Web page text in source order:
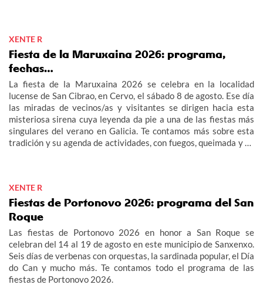
XENTE R
Fiesta de la Maruxaina 2026: programa,
fechas…
La fiesta de la Maruxaina 2026 se celebra en la localidad
lucense de San Cibrao, en Cervo, el sábado 8 de agosto. Ese día
las miradas de vecinos/as y visitantes se dirigen hacia esta
misteriosa sirena cuya leyenda da pie a una de las fiestas más
singulares del verano en Galicia. Te contamos más sobre esta
tradición y su agenda de actividades, con fuegos, queimada y un
XENTE R
Fiestas de Portonovo 2026: programa del San
Roque
Las fiestas de Portonovo 2026 en honor a San Roque se
celebran del 14 al 19 de agosto en este municipio de Sanxenxo.
Seis días de verbenas con orquestas, la sardinada popular, el Día
do Can y mucho más. Te contamos todo el programa de las
fiestas de Portonovo 2026.